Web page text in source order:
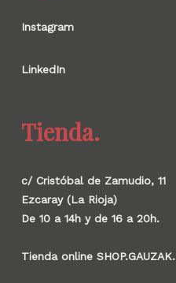
Instagram
LinkedIn
Tienda.
c/ Cristóbal de Zamudio, 11
Ezcaray (La Rioja)
De 10 a 14h y de 16 a 20h.
Tienda online SHOP.GAUZAK.